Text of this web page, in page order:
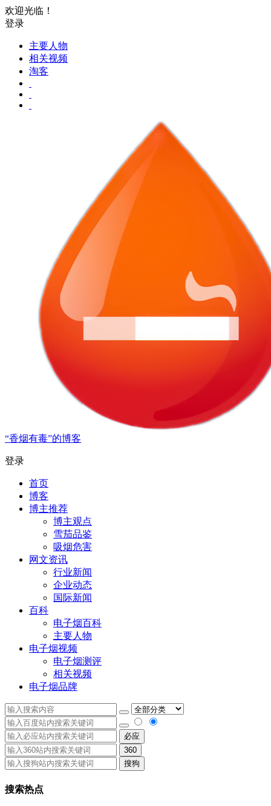
欢迎光临！
登录
主要人物
相关视频
淘客
“香烟有毒”的博客
登录
首页
博客
博主推荐
博主观点
雪茄品鉴
吸烟危害
网文资讯
行业新闻
企业动态
国际新闻
百科
电子烟百科
主要人物
电子烟视频
电子烟测评
相关视频
电子烟品牌
必应
360
搜狗
搜索热点